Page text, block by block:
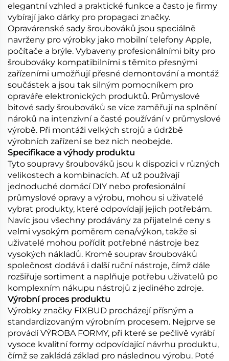
elegantní vzhled a praktické funkce a často je firmy
vybírají jako dárky pro propagaci značky.
Opravárenské sady šroubováků jsou speciálně
navrženy pro výrobky jako mobilní telefony Apple,
počítače a brýle. Vybaveny profesionálními bity pro
šroubováky kompatibilními s těmito přesnými
zařízeními umožňují přesné demontování a montáž
součástek a jsou tak silným pomocníkem pro
opraváře elektronických produktů. Průmyslové
bitové sady šroubováků se více zaměřují na splnění
nároků na intenzivní a časté používání v průmyslové
výrobě. Při montáži velkých strojů a údržbě
výrobních zařízení se bez nich neobejde.
Specifikace a výhody produktu
Tyto soupravy šroubováků jsou k dispozici v různých
velikostech a kombinacích. Ať už používají
jednoduché domácí DIY nebo profesionální
průmyslové opravy a výrobu, mohou si uživatelé
vybrat produkty, které odpovídají jejich potřebám.
Navíc jsou všechny prodávány za přijatelné ceny s
velmi vysokým poměrem cena/výkon, takže si
uživatelé mohou pořídit potřebné nástroje bez
vysokých nákladů. Kromě souprav šroubováků
společnost dodává i další ruční nástroje, čímž dále
rozšiřuje sortiment a naplňuje potřebu uživatelů po
komplexním nákupu nástrojů z jediného zdroje.
Výrobní proces produktu
Výrobky značky FIXBUD procházejí přísným a
standardizovaným výrobním procesem. Nejprve se
provádí VÝROBA FORMY, při které se pečlivě vyrábí
vysoce kvalitní formy odpovídající návrhu produktu,
čímž se zakládá základ pro následnou výrobu. Poté